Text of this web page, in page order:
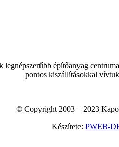
építőanyag
pontos kiszállításokkal
© Copyright 2003 – 2023
Készítete: PWEB-